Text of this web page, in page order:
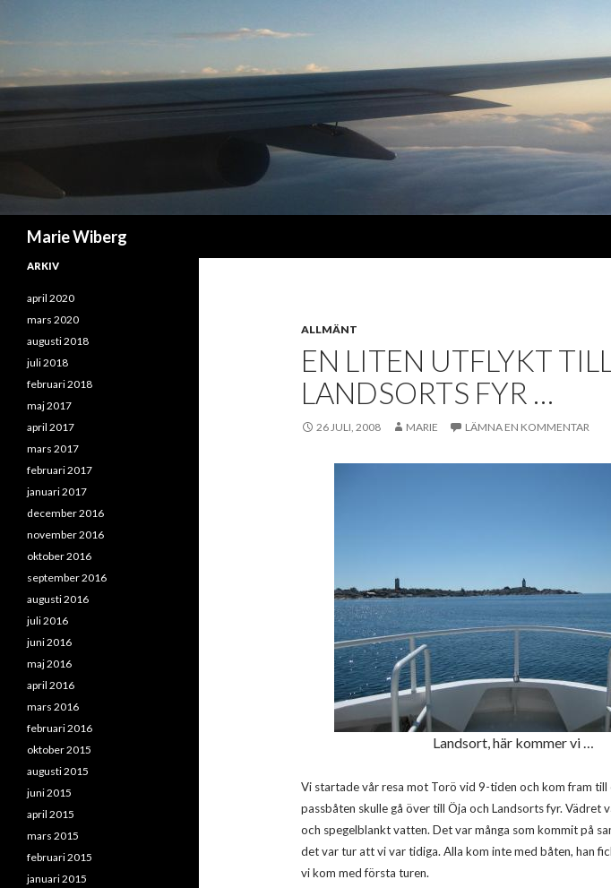
Marie Wiberg
ALLMÄNT
EN LITEN UTFLYKT
LANDSORTS FYR …
26 JULI, 2008 MARIE LÄMNA EN KOMMENTAR
Landsort, här kommer vi …
Vi startade vår resa mot Torö vid 9-tiden och kom fram till
passbåten skulle gå över till Öja och Landsorts fyr. Vädret
och spegelblankt vatten. Det var många som kommit på
det var tur att vi var tidiga. Alla kom inte med båten, han
vi kom med första turen.
ARKIV
april 2020
mars 2020
augusti 2018
juli 2018
februari 2018
maj 2017
april 2017
mars 2017
februari 2017
januari 2017
december 2016
november 2016
oktober 2016
september 2016
augusti 2016
juli 2016
juni 2016
maj 2016
april 2016
mars 2016
februari 2016
oktober 2015
augusti 2015
juni 2015
april 2015
mars 2015
februari 2015
januari 2015